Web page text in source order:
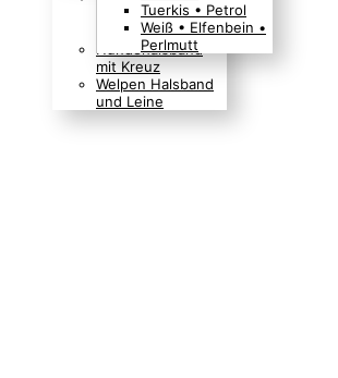
Boho Indianer
Hippie Look
Hundehalsband
mit Kreuz
Welpen Halsband
und Leine
Tuerkis • Petrol
Weiß • Elfenbein •
Perlmutt